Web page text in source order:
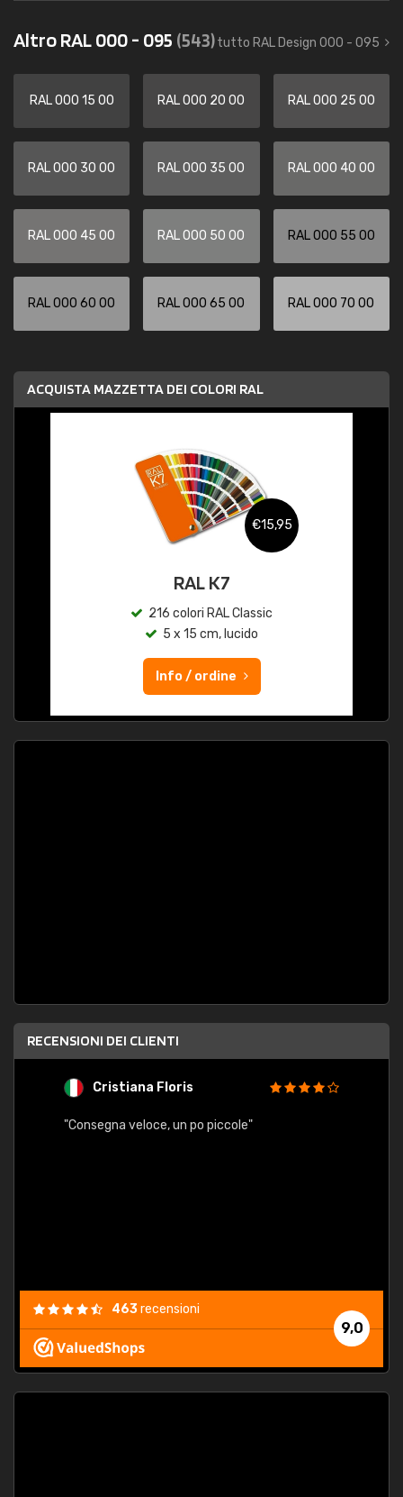
Altro RAL 000 - 095 (543)tutto RAL Design 000 - 095
RAL 000 15 00 RAL 000 20 00 RAL 000 25 00
RAL 000 30 00 RAL 000 35 00 RAL 000 40 00
RAL 000 45 00 RAL 000 50 00 RAL 000 55 00
RAL 000 60 00 RAL 000 65 00 RAL 000 70 00
ACQUISTA MAZZETTA DEI COLORI RAL
€15,95
RAL K7
216 colori RAL Classic
5 x 15 cm, lucido
Info / ordine
RECENSIONI DEI CLIENTI
Cristiana Floris
"Consegna veloce, un po piccole"
9,0
463recensioni